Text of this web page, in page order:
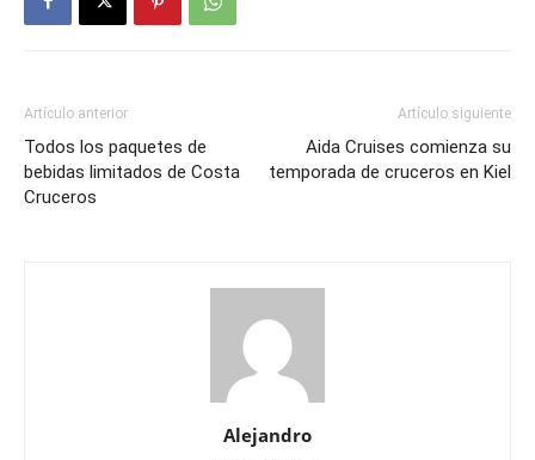
Artículo anterior
Todos los paquetes de
bebidas limitados de Costa
Cruceros
Artículo siguiente
Aida Cruises comienza su
temporada de cruceros en Kiel
Alejandro